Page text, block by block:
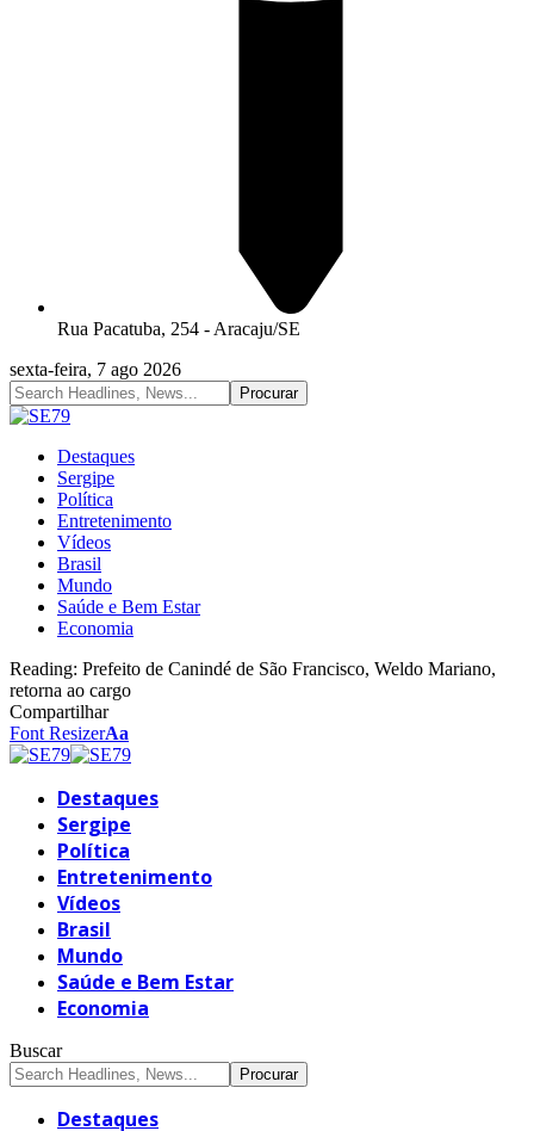
Rua Pacatuba, 254 - Aracaju/SE
sexta-feira, 7 ago 2026
Destaques
Sergipe
Política
Entretenimento
Vídeos
Brasil
Mundo
Saúde e Bem Estar
Economia
Reading: Prefeito de Canindé de São Francisco, Weldo Mariano,
retorna ao cargo
Compartilhar
Font ResizerAa
Destaques
Sergipe
Política
Entretenimento
Vídeos
Brasil
Mundo
Saúde e Bem Estar
Economia
Buscar
Destaques